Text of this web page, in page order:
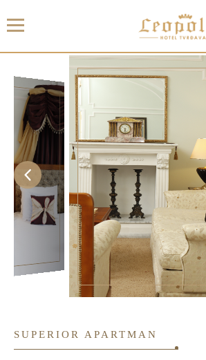
SUPERIOR APARTMAN